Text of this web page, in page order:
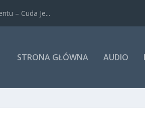
– Cuda Je...
STRONA GŁÓWNA AUDIO